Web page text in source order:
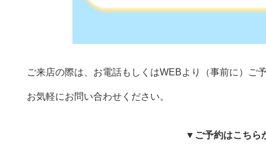
ご来店の際は、お電話もしくはWEBより（事前に）ご
お気軽にお問い合わせください。
▼ご予約はこちら